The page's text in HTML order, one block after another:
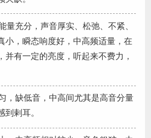
量充分，声音厚实、松弛、不紧、
小，瞬态响度好，中高频适量，在
并有一定的亮度，听起来不费力，
，缺低音，中高间尤其是高音分量
剌耳。